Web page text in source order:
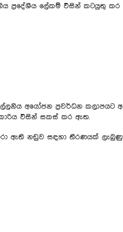
ලේකම් විසින් කටයුතු කර
අයෝජන ප්‍රවර්ධන කලාපයට
විසින් සකස් කර ඇත.
ඇති නඩුව සඳහා තීරණයක්